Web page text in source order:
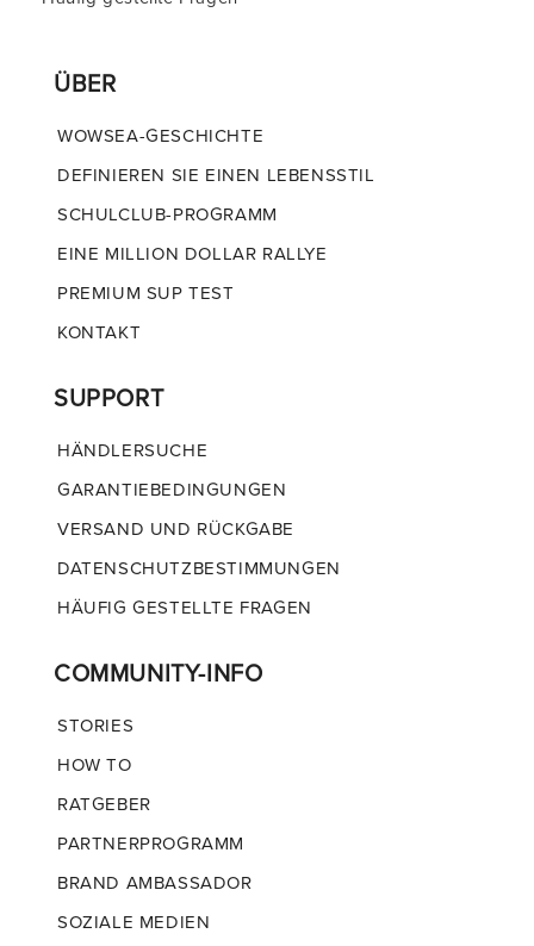
ÜBER
WOWSEA-GESCHICHTE
DEFINIEREN SIE EINEN LEBENSSTIL
SCHULCLUB-PROGRAMM
EINE MILLION DOLLAR RALLYE
PREMIUM SUP TEST
KONTAKT
SUPPORT
HÄNDLERSUCHE
GARANTIEBEDINGUNGEN
VERSAND UND RÜCKGABE
DATENSCHUTZBESTIMMUNGEN
HÄUFIG GESTELLTE FRAGEN
COMMUNITY-INFO
STORIES
HOW TO
RATGEBER
PARTNERPROGRAMM
BRAND AMBASSADOR
SOZIALE MEDIEN